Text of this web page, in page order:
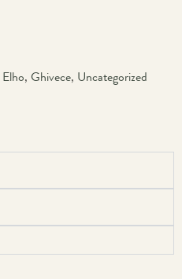
Elho, Ghivece, Uncategorized